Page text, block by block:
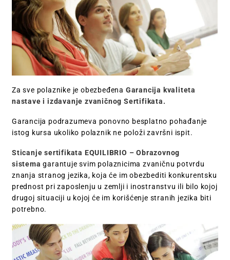
Za sve polaznike je obezbeđena Garancija kvaliteta
nastave i izdavanje zvaničnog Sertifikata.
Garancija podrazumeva ponovno besplatno pohađanje
istog kursa ukoliko polaznik ne položi završni ispit.
Sticanje sertifikata EQUILIBRIO – Obrazovnog
sistemagarantuje svim polaznicima zvaničnu potvrdu
znanja stranog jezika, koja će im obezbediti konkurentsku
prednost pri zaposlenju u zemlji i inostranstvu ili bilo kojoj
drugoj situaciji u kojoj će im korišćenje stranih jezika biti
potrebno.